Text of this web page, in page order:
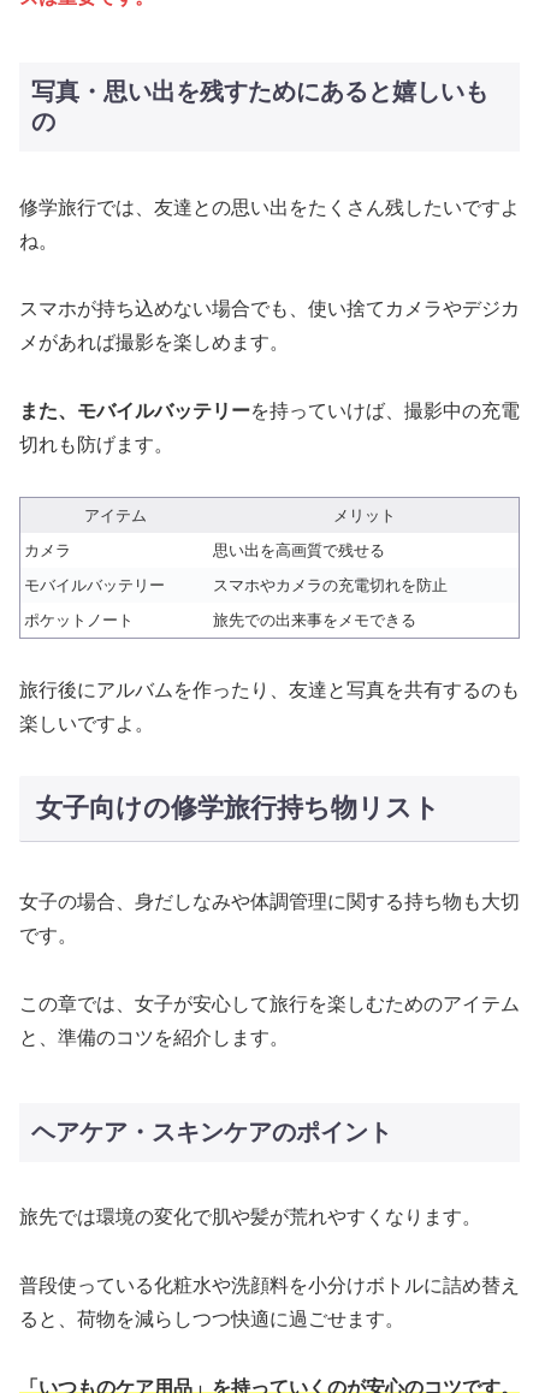
写真・思い出を残すためにあると嬉しいも
の
修学旅行では、友達との思い出をたくさん残したいですよ
ね。
スマホが持ち込めない場合でも、使い捨てカメラやデジカ
メがあれば撮影を楽しめます。
また、モバイルバッテリーを持っていけば、撮影中の充電
切れも防げます。
アイテム
メリット
カメラ
思い出を高画質で残せる
モバイルバッテリー
スマホやカメラの充電切れを防止
ポケットノート
旅先での出来事をメモできる
旅行後にアルバムを作ったり、友達と写真を共有するのも
楽しいですよ。
女子向けの修学旅行持ち物リスト
女子の場合、身だしなみや体調管理に関する持ち物も大切
です。
この章では、女子が安心して旅行を楽しむためのアイテム
と、準備のコツを紹介します。
ヘアケア・スキンケアのポイント
旅先では環境の変化で肌や髪が荒れやすくなります。
普段使っている化粧水や洗顔料を小分けボトルに詰め替え
ると、荷物を減らしつつ快適に過ごせます。
「いつものケア用品」を持っていくのが安心のコツです。